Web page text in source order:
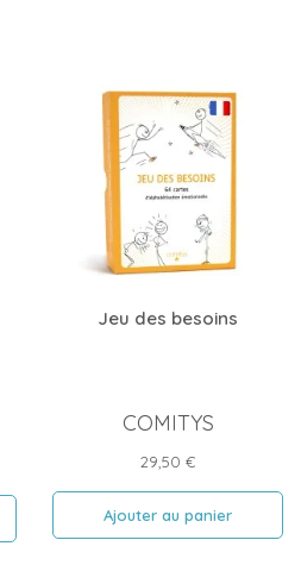
Jeu des besoins
COMITYS
Prix
29,50 €
Ajouter au panier